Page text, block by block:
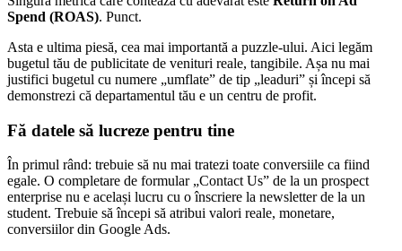
Spend (ROAS). Punct.
Asta e ultima piesă, cea mai importantă a puzzle-ului. Aici legăm
bugetul tău de publicitate de venituri reale, tangibile. Așa nu mai
justifici bugetul cu numere „umflate” de tip „leaduri” și începi să
demonstrezi că departamentul tău e un centru de profit.
Fă datele să lucreze pentru tine
În primul rând: trebuie să nu mai tratezi toate conversiile ca fiind
egale. O completare de formular „Contact Us” de la un prospect
enterprise nu e același lucru cu o înscriere la newsletter de la un
student. Trebuie să începi să atribui valori reale, monetare,
conversiilor din Google Ads.